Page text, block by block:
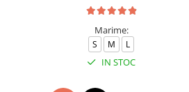
Marime:
S M L
IN STOC